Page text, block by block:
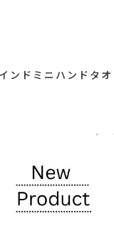
ンドミニハンドタオ